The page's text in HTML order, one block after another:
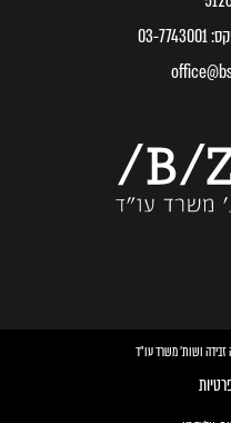
03-7743001